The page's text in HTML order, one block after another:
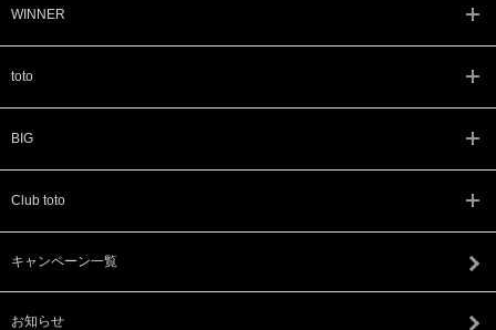
WINNER
toto
BIG
Club toto
キャンペーン一覧
お知らせ